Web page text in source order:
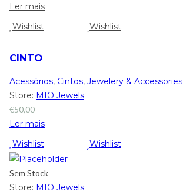
Ler mais
Wishlist
Wishlist
CINTO
Acessórios, Cintos, Jewelery & Accessories
Store: MIO Jewels
€50,00
Ler mais
Wishlist
Wishlist
Sem Stock
Store: MIO Jewels